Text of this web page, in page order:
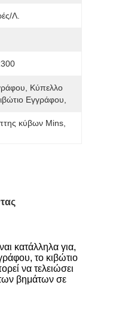
λ.
Κύπελλο
Εγγράφου,
κύβων Mins
κατάλληλα για,
το κιβώτιο
να τελειώσει
βημάτων σε